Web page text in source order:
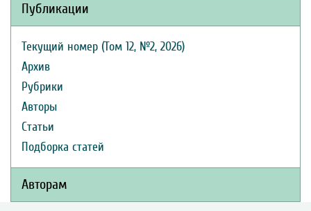
Публикации
Текущий номер (Том 12, №2, 2026)
Архив
Рубрики
Авторы
Статьи
Подборка статей
Авторам